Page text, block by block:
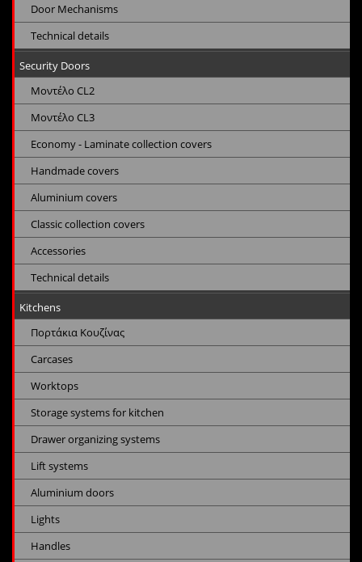
Door Mechanisms
Technical details
Security Doors
Μοντέλο CL2
Μοντέλο CL3
Economy - Laminate collection covers
Handmade covers
Aluminium covers
Classic collection covers
Accessories
Technical details
Kitchens
Πορτάκια Κουζίνας
Carcases
Worktops
Storage systems for kitchen
Drawer organizing systems
Lift systems
Aluminium doors
Lights
Handles